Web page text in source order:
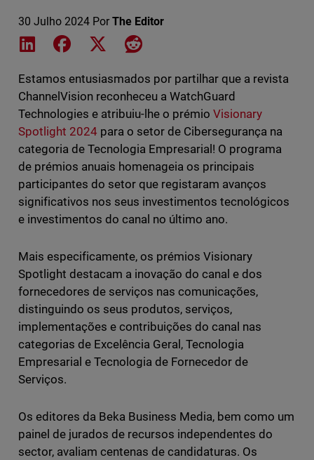
30 Julho 2024 Por The Editor
Share on LinkedIn
Share on Facebook
Share on XShare on Reddit
Estamos entusiasmados por partilhar que a revista
ChannelVision reconheceu a WatchGuard
Technologies e atribuiu-lhe o prémioVisionary
Spotlight 2024 para o setor de Cibersegurança na
categoria de Tecnologia Empresarial! O programa
de prémios anuais homenageia os principais
participantes do setor que registaram avanços
significativos nos seus investimentos tecnológicos
e investimentos do canal no último ano.
Mais especificamente, os prémios Visionary
Spotlight destacam a inovação do canal e dos
fornecedores de serviços nas comunicações,
distinguindo os seus produtos, serviços,
implementações e contribuições do canal nas
categorias de Excelência Geral, Tecnologia
Empresarial e Tecnologia de Fornecedor de
Serviços.
Os editores da Beka Business Media, bem como um
painel de jurados de recursos independentes do
sector, avaliam centenas de candidaturas. Os